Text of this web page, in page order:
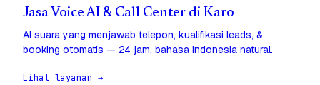
Jasa Voice AI & Call Center di Karo
AI suara yang menjawab telepon, kualifikasi leads, &
booking otomatis — 24 jam, bahasa Indonesia natural.
Lihat layanan →